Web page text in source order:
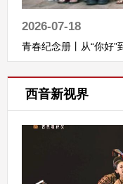
2026-07-18
青春纪念册丨从“你好”
西音新视界